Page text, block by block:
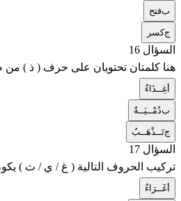
بفتح
جكسر
السؤال 16
هنا كلمتان تحتويان على حرف ( ذ )
غِــذَاءٌ
بدُمْــيَــةٌ
جتَــذْهَــبُ
السؤال 17
تركيب الحروف التالية ( غ / ي / ث )
غَــرَاءٌ